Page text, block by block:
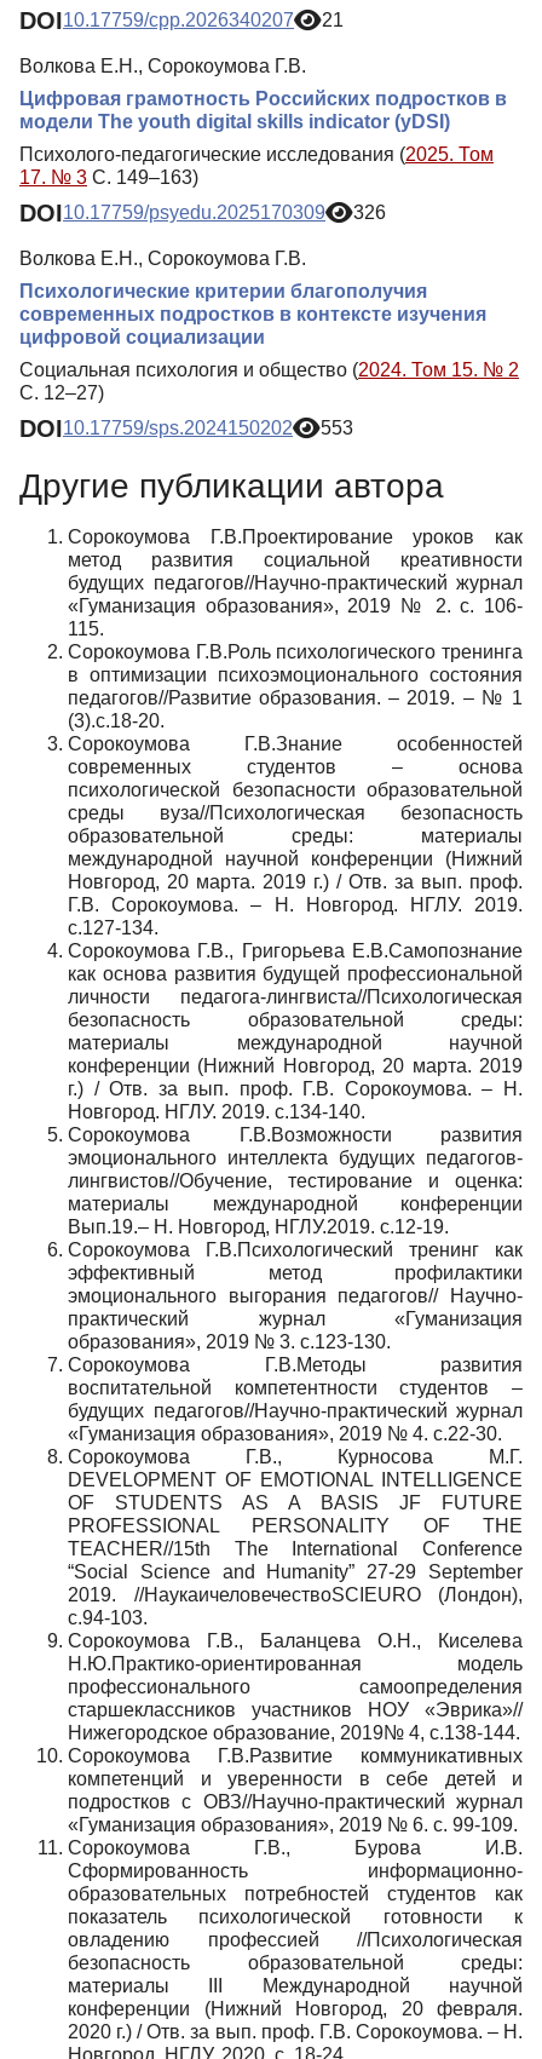
DOI10.17759/cpp.2026340207 21
Волкова Е.Н., Сорокоумова Г.В.
Цифровая грамотность Российских подростков в
модели The youth digital skills indicator (yDSI)
Психолого-педагогические исследования (2025. Том
17. № 3 С. 149–163)
DOI10.17759/psyedu.2025170309 326
Волкова Е.Н., Сорокоумова Г.В.
Психологические критерии благополучия
современных подростков в контексте изучения
цифровой социализации
Социальная психология и общество (2024. Том 15. № 2
С. 12–27)
DOI10.17759/sps.2024150202 553
Другие публикации автора
Сорокоумова Г.В.Проектирование уроков как
метод развития социальной креативности
будущих педагогов//Научно-практический журнал
«Гуманизация образования», 2019 № 2. с. 106-
115.
Сорокоумова Г.В.Роль психологического тренинга
в оптимизации психоэмоционального состояния
педагогов//Развитие образования. – 2019. – № 1
(3).с.18-20.
Сорокоумова Г.В.Знание особенностей
современных студентов – основа
психологической безопасности образовательной
среды вуза//Психологическая безопасность
образовательной среды: материалы
международной научной конференции (Нижний
Новгород, 20 марта. 2019 г.) / Отв. за вып. проф.
Г.В. Сорокоумова. – Н. Новгород. НГЛУ. 2019.
с.127-134.
Сорокоумова Г.В., Григорьева Е.В.Самопознание
как основа развития будущей профессиональной
личности педагога-лингвиста//Психологическая
безопасность образовательной среды:
материалы международной научной
конференции (Нижний Новгород, 20 марта. 2019
г.) / Отв. за вып. проф. Г.В. Сорокоумова. – Н.
Новгород. НГЛУ. 2019. с.134-140.
Сорокоумова Г.В.Возможности развития
эмоционального интеллекта будущих педагогов-
лингвистов//Обучение, тестирование и оценка:
материалы международной конференции
Вып.19.– Н. Новгород, НГЛУ.2019. с.12-19.
Сорокоумова Г.В.Психологический тренинг как
эффективный метод профилактики
эмоционального выгорания педагогов// Научно-
практический журнал «Гуманизация
образования», 2019 № 3. с.123-130.
Сорокоумова Г.В.Методы развития
воспитательной компетентности студентов –
будущих педагогов//Научно-практический журнал
«Гуманизация образования», 2019 № 4. с.22-30.
Сорокоумова Г.В., Курносова М.Г.
DEVELOPMENT OF EMOTIONAL INTELLIGENCE
OF STUDENTS AS A BASIS JF FUTURE
PROFESSIONAL PERSONALITY OF THE
TEACHER//15th The International Conference
“Social Science and Humanity” 27-29 September
2019. //НаукаичеловечествоSCIEURO (Лондон),
с.94-103.
Сорокоумова Г.В., Баланцева О.Н., Киселева
Н.Ю.Практико-ориентированная модель
профессионального самоопределения
старшеклассников участников НОУ «Эврика»//
Нижегородское образование, 2019№ 4, с.138-144.
Сорокоумова Г.В.Развитие коммуникативных
компетенций и уверенности в себе детей и
подростков с ОВЗ//Научно-практический журнал
«Гуманизация образования», 2019 № 6. с. 99-109.
Сорокоумова Г.В., Бурова И.В.
Сформированность информационно-
образовательных потребностей студентов как
показатель психологической готовности к
овладению профессией //Психологическая
безопасность образовательной среды:
материалы III Международной научной
конференции (Нижний Новгород, 20 февраля.
2020 г.) / Отв. за вып. проф. Г.В. Сорокоумова. – Н.
Новгород. НГЛУ. 2020. с. 18-24.